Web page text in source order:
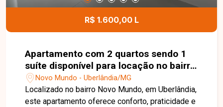
valorizadas de Uberlândia.
R$ 1.600,00 L
Apartamento com 2 quartos sendo 1
suíte disponível para locação no bairro
Novo Mundo em Uberlândia-MG
Novo Mundo - Uberlândia/MG
Localizado no bairro Novo Mundo, em Uberlândia,
este apartamento oferece conforto, praticidade e